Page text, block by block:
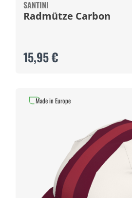
SANTINI
Radmütze Carbon
15,95 €
Made in Europe